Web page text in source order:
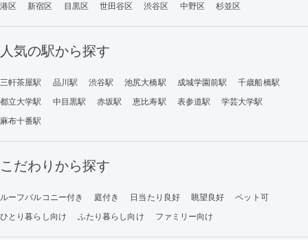
港区 新宿区 目黒区 世田谷区 渋谷区 中野区 杉並区
人気の駅から探す
三軒茶屋駅 品川駅 渋谷駅 池尻大橋駅 成城学園前駅
千歳船橋駅
都立大学駅
中目黒駅 赤坂駅 恵比寿駅 表参道駅
学芸大学駅
麻布十番駅
こだわりから探す
ルーフバルコニー付き 庭付き 日当たり良好 眺望良好
ペット可
ひとり暮らし向け
ふたり暮らし向け ファミリー向け